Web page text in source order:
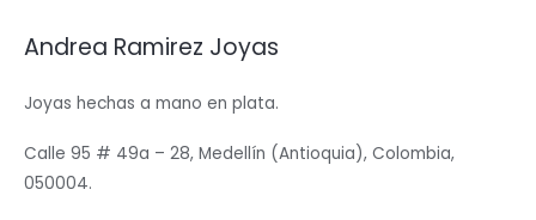
Andrea Ramirez Joyas
Joyas hechas a mano en plata.
Calle 95 # 49a – 28, Medellín (Antioquia), Colombia,
050004.